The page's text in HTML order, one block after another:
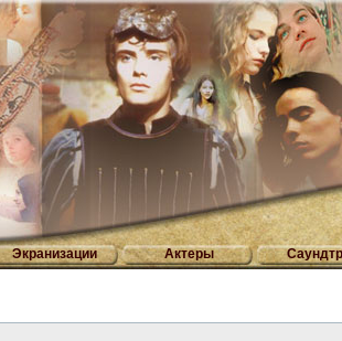
Экранизации Актеры